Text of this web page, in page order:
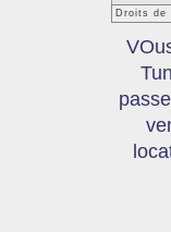
Droits de